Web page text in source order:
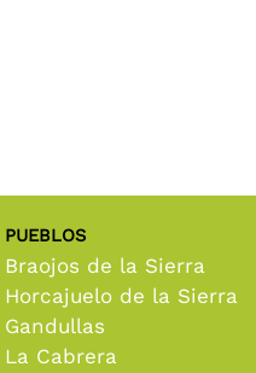
PUEBLOS
Braojos de la Sierra
Horcajuelo de la Sierra
Gandullas
La Cabrera